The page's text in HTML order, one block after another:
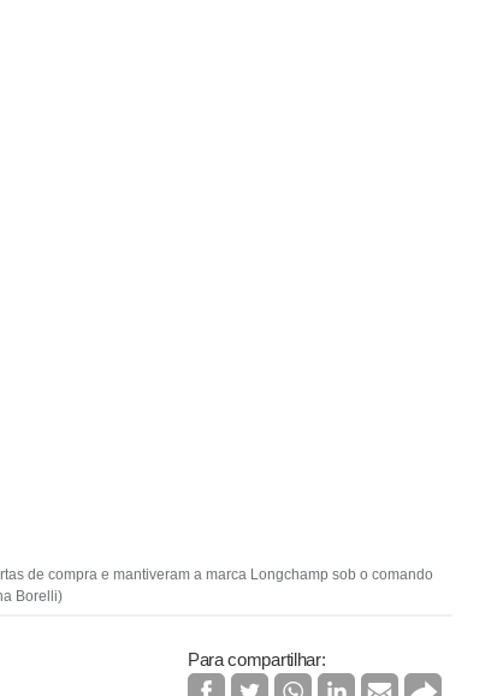
de compra e mantiveram a marca Longchamp sob o comando
Borelli)
Para compartilhar: